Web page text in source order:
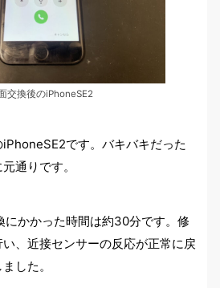
交換後のiPhoneSE2
です。バキバキだった
通りです。
かかった時間は約30分です。修
、近接センサーの反応が正常に戻
した。